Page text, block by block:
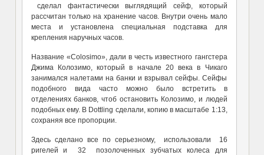
сделал фантастически выглядящий сейф, который
рассчитан только на хранение часов. Внутри очень мало
места и установлена специальная подставка для
крепления наручных часов.
Название «Colosimo», дали в честь известного гангстера
Джима Колозимо, который в начале 20 века в Чикаго
занимался налетами на банки и взрывал сейфы. Сейфы
подобного вида часто можно было встретить в
отделениях банков, чтоб остановить Колозимо, и людей
подобных ему. В Dottling сделали, копию в масштабе 1:13,
сохраняя все пропорции.
Здесь сделано все по серьезному, использовали 16
ригелей и 32 позолоченных зубчатых колеса для